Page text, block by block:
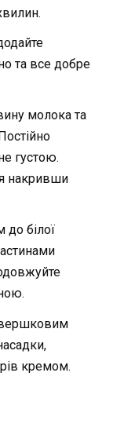
та все добре
молока та
густою.
накривши
до білої
вершковим
кремом.